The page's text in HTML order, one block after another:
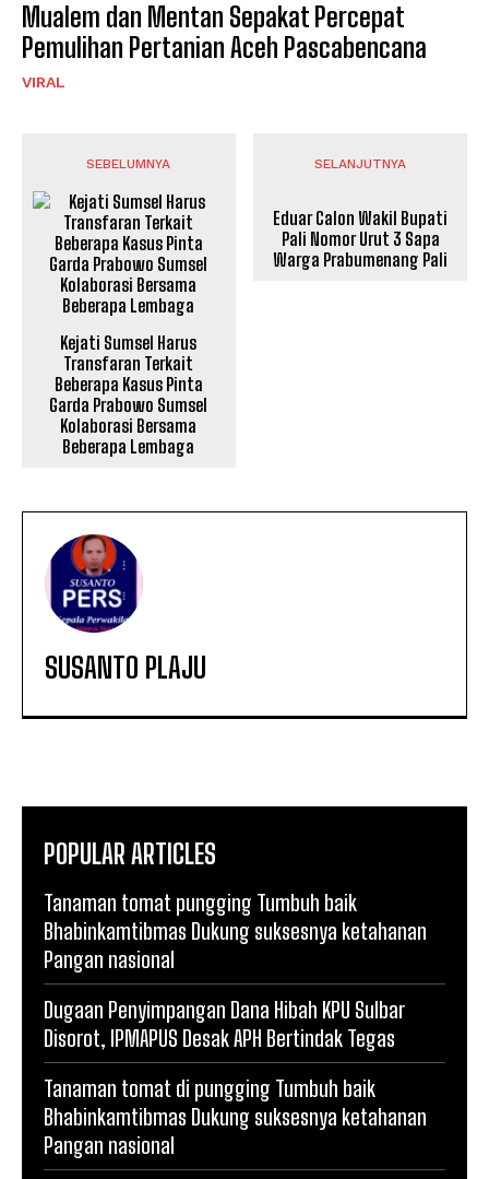
Mualem dan Mentan Sepakat Percepat
Pemulihan Pertanian Aceh Pascabencana
VIRAL
SEBELUMNYA
Kejati Sumsel Harus
Transfaran Terkait
Beberapa Kasus Pinta
Garda Prabowo Sumsel
Kolaborasi Bersama
Beberapa Lembaga
SELANJUTNYA
Eduar Calon Wakil Bupati
Pali Nomor Urut 3 Sapa
Warga Prabumenang Pali
SUSANTO PLAJU
POPULAR ARTICLES
Tanaman tomat pungging Tumbuh baik
Bhabinkamtibmas Dukung suksesnya ketahanan
Pangan nasional
Dugaan Penyimpangan Dana Hibah KPU Sulbar
Disorot, IPMAPUS Desak APH Bertindak Tegas
Tanaman tomat di pungging Tumbuh baik
Bhabinkamtibmas Dukung suksesnya ketahanan
Pangan nasional